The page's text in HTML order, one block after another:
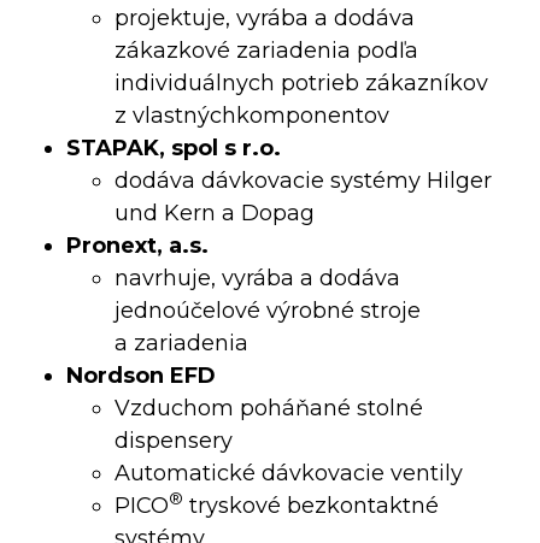
projektuje, vyrába a dodáva
zákazkové zariadenia podľa
individuálnych potrieb zákazníkov
z vlastnýchkom­ponentov
STAPAK, spol s r.o.
dodáva dávkovacie systémy Hilger
und Kern a Dopag
Pronext, a.s.
navrhuje, vyrába a dodáva
jednoúčelové výrobné stroje
a zariadenia
Nordson EFD
Vzduchom poháňané stolné
dispensery
Automatické dávkovacie ventily
PICO® tryskové bezkontaktné